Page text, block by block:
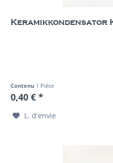
Keramikkondensator
Contenu 1 Pièce
0,40 € *
L. d'envie